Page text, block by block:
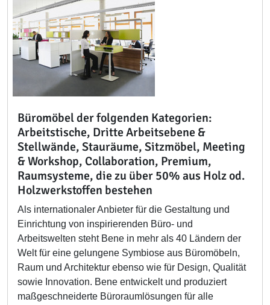
Büromöbel der folgenden Kategorien:
Arbeitstische, Dritte Arbeitsebene &
Stellwände, Stauräume, Sitzmöbel, Meeting
& Workshop, Collaboration, Premium,
Raumsysteme, die zu über 50% aus Holz od.
Holzwerkstoffen bestehen
Als internationaler Anbieter für die Gestaltung und
Einrichtung von inspirierenden Büro- und
Arbeitswelten steht Bene in mehr als 40 Ländern der
Welt für eine gelungene Symbiose aus Büromöbeln,
Raum und Architektur ebenso wie für Design, Qualität
sowie Innovation. Bene entwickelt und produziert
maßgeschneiderte Büroraumlösungen für alle